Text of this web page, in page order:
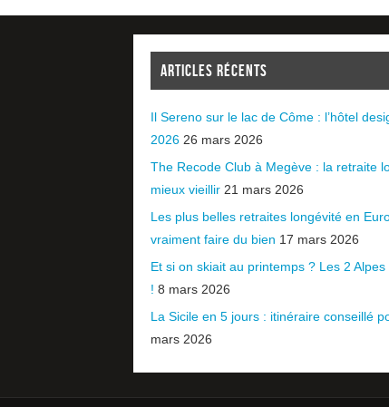
ARTICLES RÉCENTS
Il Sereno sur le lac de Côme : l’hôtel
2026 26 mars 2026
The Recode Club à Megève : la retraite
mieux vieillir 21 mars 2026
Les plus belles retraites longévité en
vraiment faire du bien 17 mars 2026
Et si on skiait au printemps ? Les 2
! 8 mars 2026
La Sicile en 5 jours : itinéraire conseillé
mars 2026